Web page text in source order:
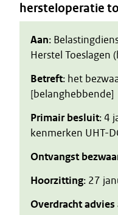
hersteloperatie
Aan:
Herstel Toeslagen
Betreft: het
[belanghebbende]
Primair besluit: 4
kenmerken UHT-
Ontvangst
Hoorzitting: 27
Overdracht advies